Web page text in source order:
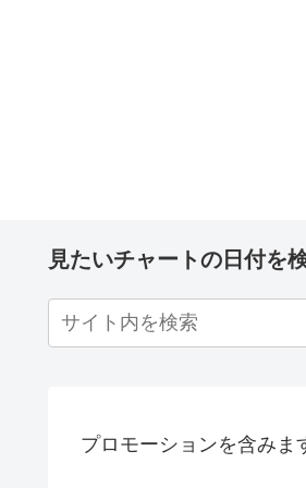
見たいチャートの日付を
プロモーションを含みま